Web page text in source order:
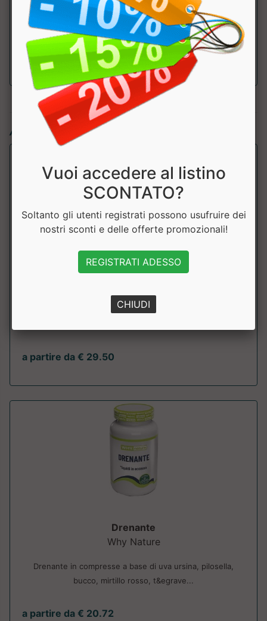
pilosella e.s.
tit. 1% vitexina
111mg
Articoli simili:
H2OFF
Drenante liquido da diluire in un litro d'acqua, con tarassaco
a partire da € 29.50
Drenante
Why Nature
Drenante in compresse a base di uva ursina, pilosella,
bucco, mirtillo rosso, t&egrave...
a partire da € 20.72
Vuoi accedere al listino
SCONTATO?
Soltanto gli utenti registrati possono usufruire dei
nostri sconti e delle offerte promozionali!
REGISTRATI ADESSO
CHIUDI